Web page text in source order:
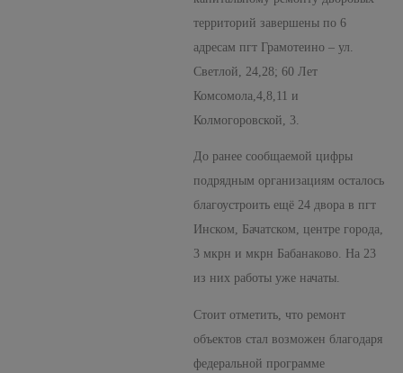
территорий завершены по 6
адресам пгт Грамотеино – ул.
Светлой, 24,28; 60 Лет
Комсомола,4,8,11 и
Колмогоровской, 3.
До ранее сообщаемой цифры
подрядным организациям осталось
благоустроить ещё 24 двора в пгт
Инском, Бачатском, центре города,
3 мкрн и мкрн Бабанаково. На 23
из них работы уже начаты.
Стоит отметить, что ремонт
объектов стал возможен благодаря
федеральной программе